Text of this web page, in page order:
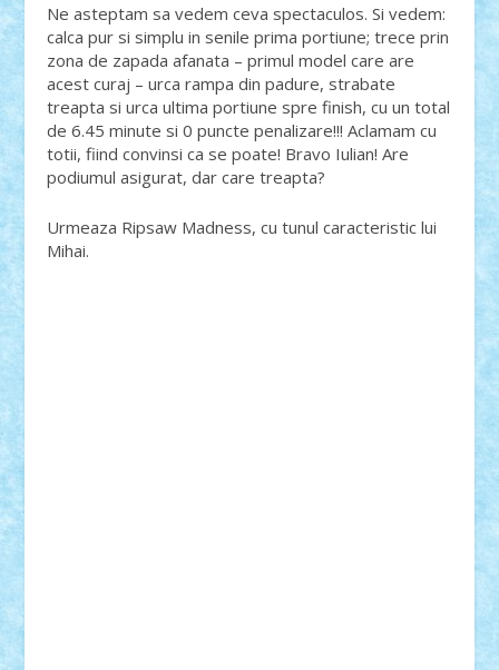
Ne asteptam sa vedem ceva spectaculos. Si vedem:
calca pur si simplu in senile prima portiune; trece prin
zona de zapada afanata – primul model care are
acest curaj – urca rampa din padure, strabate
treapta si urca ultima portiune spre finish, cu un total
de 6.45 minute si 0 puncte penalizare!!! Aclamam cu
totii, fiind convinsi ca se poate! Bravo Iulian! Are
podiumul asigurat, dar care treapta?
Urmeaza Ripsaw Madness, cu tunul caracteristic lui
Mihai.